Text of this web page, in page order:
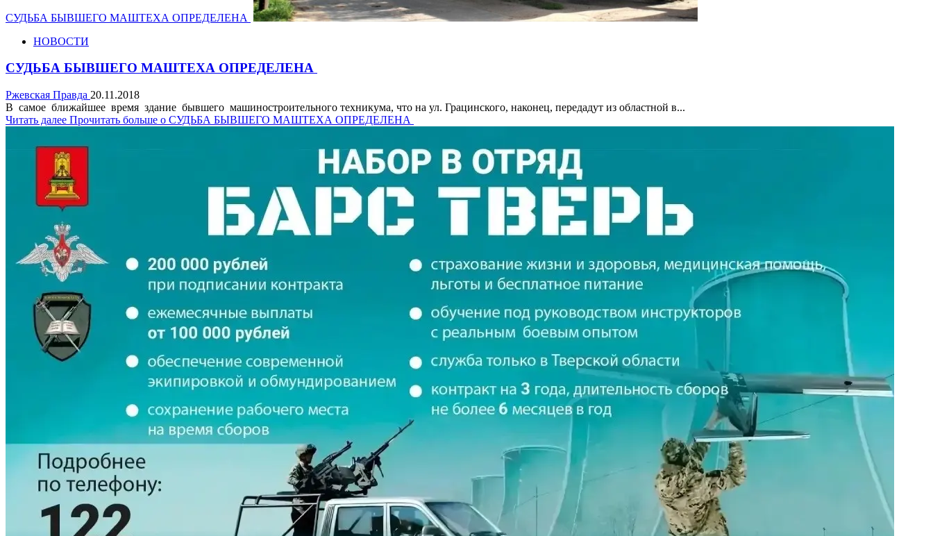
СУДЬБА БЫВШЕГО МАШТЕХА ОПРЕДЕЛЕНА
НОВОСТИ
СУДЬБА БЫВШЕГО МАШТЕХА ОПРЕДЕЛЕНА
Ржевская Правда 20.11.2018
В самое ближайшее время здание бывшего машиностроительного техникума, что на ул. Грацинского, наконец, передадут из областной в...
Читать далее Прочитать больше о СУДЬБА БЫВШЕГО МАШТЕХА ОПРЕДЕЛЕНА